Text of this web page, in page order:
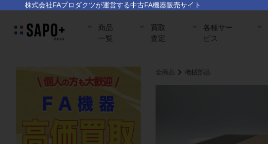
株式会社FAプロダクツが運営する中古FA機器販売サイト
商品
一覧
買取
査定
各種サー
ビス
全商品 機械部品